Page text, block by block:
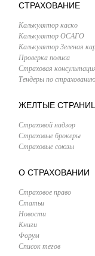
СТРАХОВАНИЕ
Калькулятор каско
Калькулятор ОСАГО
Калькулятор Зеленая
Проверка полиса
Страховая
Тендеры по страхованию
ЖЕЛТЫЕ
Страховой надзор
Страховые брокеры
Страховые союзы
О СТРАХОВАНИИ
Страховое право
Статьи
Новости
Книги
Форум
Список тегов